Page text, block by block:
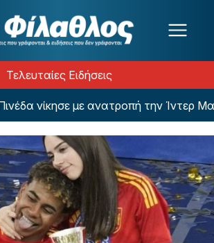
Τελευταίες Ειδήσεις
νίκησε με ανατροπή την Ίντερ